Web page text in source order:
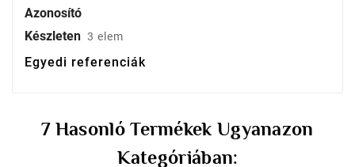
Azonosító
Készleten 3 elem
Egyedi referenciák
7 Hasonló Termékek Ugyanazon
Kategóriában: